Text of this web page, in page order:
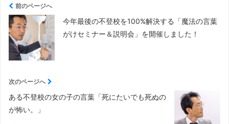
前のページへ
今年最後の不登校を100%解決する「魔法の言葉
がけセミナー＆説明会」を開催しました！
次のページへ
ある不登校の女の子の言葉「死にたいでも死ぬの
が怖い。」